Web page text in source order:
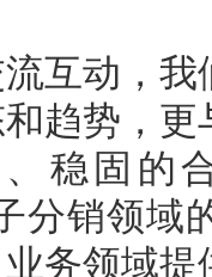
互动，
趋势，
稳固的
分销领域
务领域